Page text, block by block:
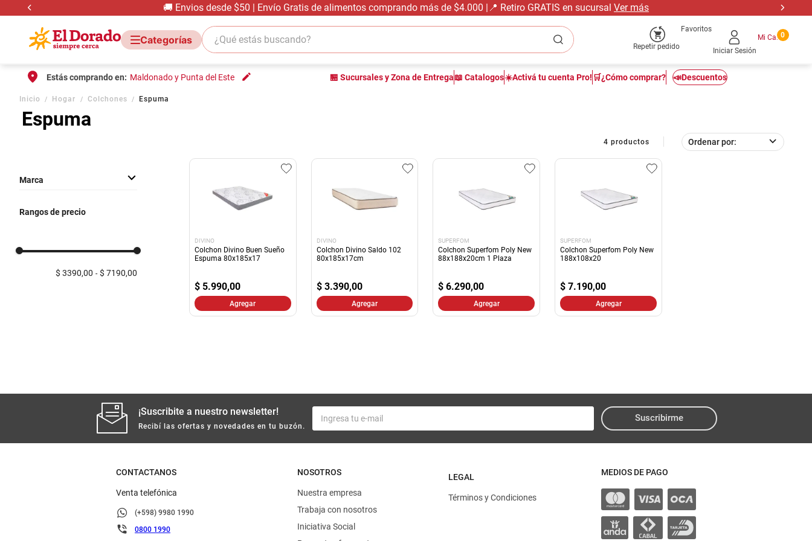
🚚 Envios desde $50 | Envío Gratis de alimentos comprando más de $4.000 |📍 Retiro GRATIS en sucursal Ver más
¿Qué estás buscando?
Repetir pedido
Favoritos
Iniciar Sesión
0
Estás comprando en: Maldonado y Punta del Este 🏪 Sucursales y Zona de Entrega📖 Catalogos☀️Activá tu cuenta Pro! 🛒¿Cómo comprar? 📣Descuentos
Inicio Hogar Colchones Espuma
Espuma
4 productos Ordenar por
Marca
DIVINO
Rangos de precio
$ 3390,00 $ 7190,00
DIVINO
Colchon Divino Buen Sueño
Espuma 80x185x17
$ 5.990,00
Agregar
DIVINO
Colchon Divino Saldo 102
80x185x17cm
$ 3.390,00
Agregar
SUPERFOM
Colchon Superfom Poly New
88x188x20cm 1 Plaza
$ 6.290,00
Agregar
SUPERFOM
Colchon Superfom Poly New
188x108x20
$ 7.190,00
Agregar
¡Suscribite a nuestro newsletter!
Recibí las ofertas y novedades en tu buzón.
Suscribirme
CONTACTANOS
Venta telefónica
(+598) 9980 1990
0800 1990
NOSOTROS
Nuestra empresa
Trabaja con nosotros
Iniciativa Social
LEGAL
Términos y Condiciones
MEDIOS DE PAGO
1. carne carnicería
5
harina